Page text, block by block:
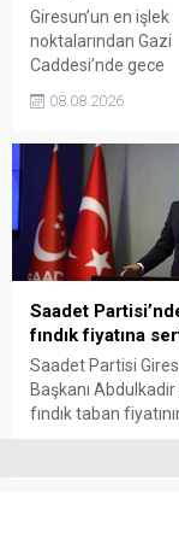
Giresun’un en işlek
noktalarından Gazi
Caddesi’nde gece
saatlerinde çıkan
kavgada A.E.
bölgede kısa süreli
yaşanırken polis
soruşturma başlattı.
08.08.2026
Saadet
fındık fiyatına
Saadet Partisi
Başkanı
fındık taban
açıklanmamasına